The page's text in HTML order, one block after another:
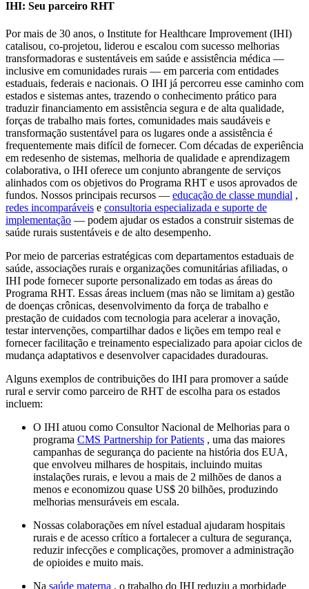
IHI: Seu parceiro RHT
Por mais de 30 anos, o Institute for Healthcare Improvement (IHI)
catalisou, co-projetou, liderou e escalou com sucesso melhorias
transformadoras e sustentáveis ​​em saúde e assistência médica —
inclusive em comunidades rurais — em parceria com entidades
estaduais, federais e nacionais. O IHI já percorreu esse caminho com
estados e sistemas antes, trazendo o conhecimento prático para
traduzir financiamento em assistência segura e de alta qualidade,
forças de trabalho mais fortes, comunidades mais saudáveis ​​e
transformação sustentável para os lugares onde a assistência é
frequentemente mais difícil de fornecer. Com décadas de experiência
em redesenho de sistemas, melhoria de qualidade e aprendizagem
colaborativa, o IHI oferece um conjunto abrangente de serviços
alinhados com os objetivos do Programa RHT e usos aprovados de
fundos. Nossos principais recursos — educação de classe mundial ,
redes incomparáveis ​​e consultoria especializada e suporte de
implementação — podem ajudar os estados a construir sistemas de
saúde rurais sustentáveis ​​e de alto desempenho.
Por meio de parcerias estratégicas com departamentos estaduais de
saúde, associações rurais e organizações comunitárias afiliadas, o
IHI pode fornecer suporte personalizado em todas as áreas do
Programa RHT. Essas áreas incluem (mas não se limitam a) gestão
de doenças crônicas, desenvolvimento da força de trabalho e
prestação de cuidados com tecnologia para acelerar a inovação,
testar intervenções, compartilhar dados e lições em tempo real e
fornecer facilitação e treinamento especializado para apoiar ciclos de
mudança adaptativos e desenvolver capacidades duradouras.
Alguns exemplos de contribuições do IHI para promover a saúde
rural e servir como parceiro de RHT de escolha para os estados
incluem:
O IHI atuou como Consultor Nacional de Melhorias para o
programa CMS Partnership for Patients , uma das maiores
campanhas de segurança do paciente na história dos EUA,
que envolveu milhares de hospitais, incluindo muitas
instalações rurais, e levou a mais de 2 milhões de danos a
menos e economizou quase US$ 20 bilhões, produzindo
melhorias mensuráveis ​​em escala.
Nossas colaborações em nível estadual ajudaram hospitais
rurais e de acesso crítico a fortalecer a cultura de segurança,
reduzir infecções e complicações, promover a administração
de opioides e muito mais.
Na saúde materna , o trabalho do IHI reduziu a morbidade